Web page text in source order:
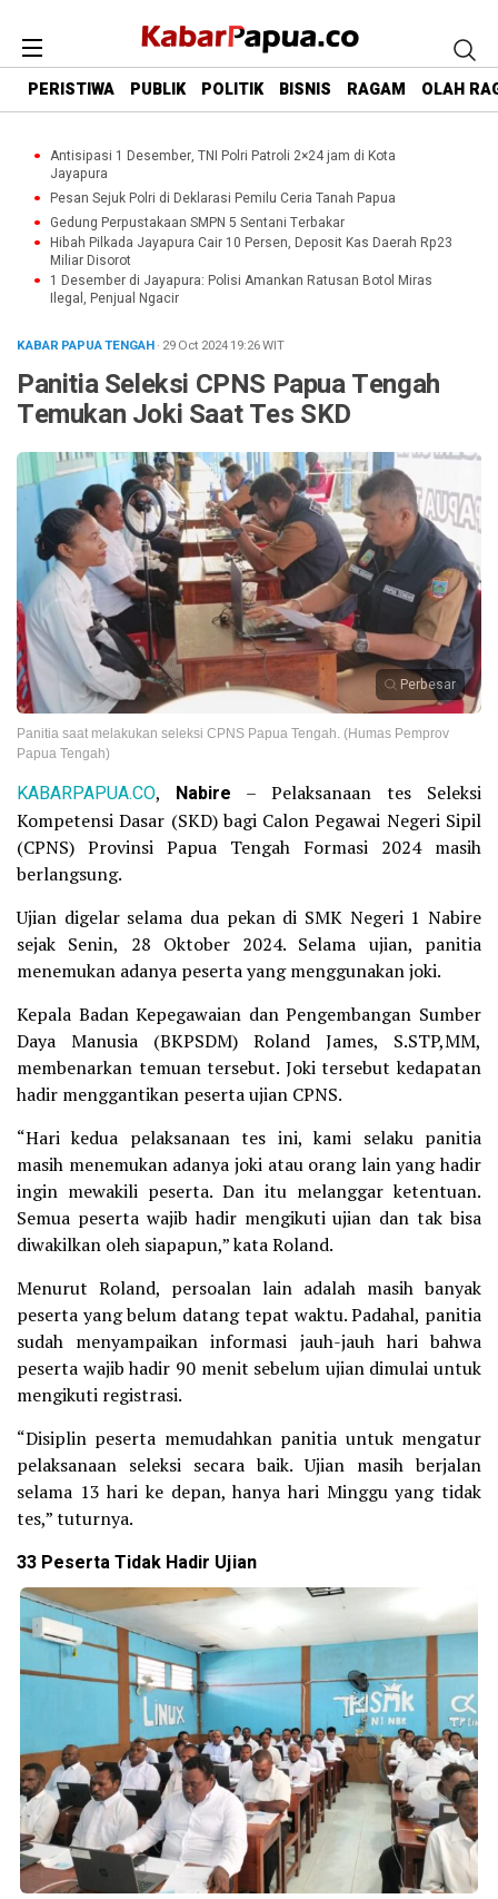
PERISTIWA PUBLIK POLITIK BISNIS RAGAM OLAH
Antisipasi 1 Desember, TNI Polri Patroli 2×24 jam di Kota
Jayapura
Pesan Sejuk Polri di Deklarasi Pemilu Ceria Tanah Papua
Gedung Perpustakaan SMPN 5 Sentani Terbakar
Hibah Pilkada Jayapura Cair 10 Persen, Deposit Kas Daerah Rp23
Miliar Disorot
1 Desember di Jayapura: Polisi Amankan Ratusan Botol Miras
Ilegal, Penjual Ngacir
KABAR PAPUA TENGAH· 29 Oct 202419:26WIT
Panitia Seleksi CPNS Papua Tengah
Temukan Joki Saat Tes SKD
Perbesar
Panitia saat melakukan seleksi CPNS Papua Tengah. (Humas Pemprov
Papua Tengah)
KABARPAPUA.CO, Nabire – Pelaksanaan tes Seleksi
Kompetensi Dasar (SKD) bagi Calon Pegawai Negeri Sipil
(CPNS) Provinsi Papua Tengah Formasi 2024 masih
berlangsung.
Ujian digelar selama dua pekan di SMK Negeri 1 Nabire
sejak Senin, 28 Oktober 2024. Selama ujian, panitia
menemukan adanya peserta yang menggunakan joki.
Kepala Badan Kepegawaian dan Pengembangan Sumber
Daya Manusia (BKPSDM) Roland James, S.STP,MM,
membenarkan temuan tersebut. Joki tersebut kedapatan
hadir menggantikan peserta ujian CPNS.
“Hari kedua pelaksanaan tes ini, kami selaku panitia
masih menemukan adanya joki atau orang lain yang hadir
ingin mewakili peserta. Dan itu melanggar ketentuan.
Semua peserta wajib hadir mengikuti ujian dan tak bisa
diwakilkan oleh siapapun,” kata Roland.
Menurut Roland, persoalan lain adalah masih banyak
peserta yang belum datang tepat waktu. Padahal, panitia
sudah menyampaikan informasi jauh-jauh hari bahwa
peserta wajib hadir 90 menit sebelum ujian dimulai untuk
mengikuti registrasi.
“Disiplin peserta memudahkan panitia untuk mengatur
pelaksanaan seleksi secara baik. Ujian masih berjalan
selama 13 hari ke depan, hanya hari Minggu yang tidak
tes,” tuturnya.
33 Peserta Tidak Hadir Ujian